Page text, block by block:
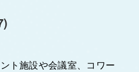
ト施設や会議室、コワー